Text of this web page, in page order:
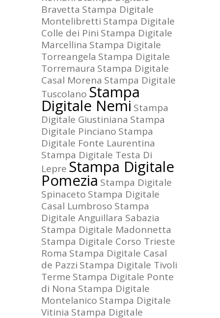
Bravetta Stampa Digitale
Montelibretti Stampa Digitale
Colle dei Pini Stampa Digitale
Marcellina Stampa Digitale
Torreangela Stampa Digitale
Torremaura Stampa Digitale
Casal Morena Stampa Digitale
Tuscolano Stampa
Digitale Nemi Stampa
Digitale Giustiniana Stampa
Digitale Pinciano Stampa
Digitale Fonte Laurentina
Stampa Digitale Testa Di
Lepre Stampa Digitale
Pomezia Stampa Digitale
Spinaceto Stampa Digitale
Casal Lumbroso Stampa
Digitale Anguillara Sabazia
Stampa Digitale Madonnetta
Stampa Digitale Corso Trieste
Roma Stampa Digitale Casal
de Pazzi Stampa Digitale Tivoli
Terme Stampa Digitale Ponte
di Nona Stampa Digitale
Montelanico Stampa Digitale
Vitinia Stampa Digitale